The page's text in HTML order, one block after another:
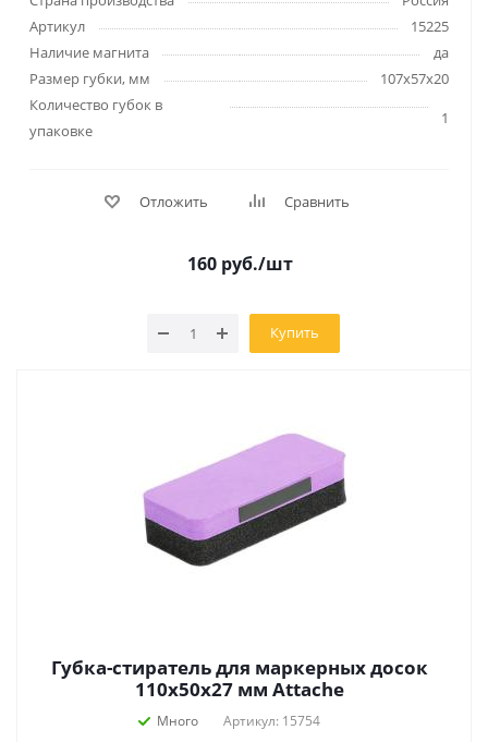
Артикул
15225
Наличие магнита
да
Размер губки, мм
107х57х20
Количество губок в
упаковке
1
Отложить Сравнить
160руб./шт
Купить
Губка-стиратель для маркерных досок
110x50x27 мм Attache
Много Артикул: 15754